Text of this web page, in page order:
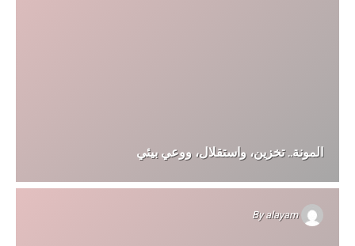
المونة.. تخزين، واستقلال، ووعي بيئي
Byalayam